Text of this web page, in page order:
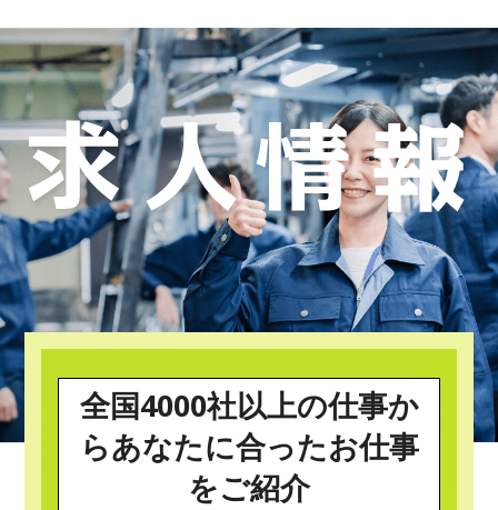
全国4000社以上の仕事か
らあなたに合ったお仕事
をご紹介